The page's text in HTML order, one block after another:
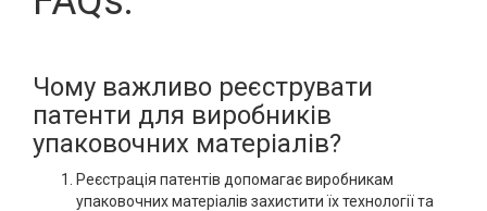
Чому важливо реєструвати
патенти для виробників
упаковочних матеріалів?
Реєстрація патентів допомагає виробникам
упаковочних матеріалів захистити їх технології та